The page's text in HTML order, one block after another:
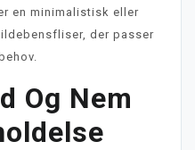
en minimalistisk eller
der passer
Og Nem